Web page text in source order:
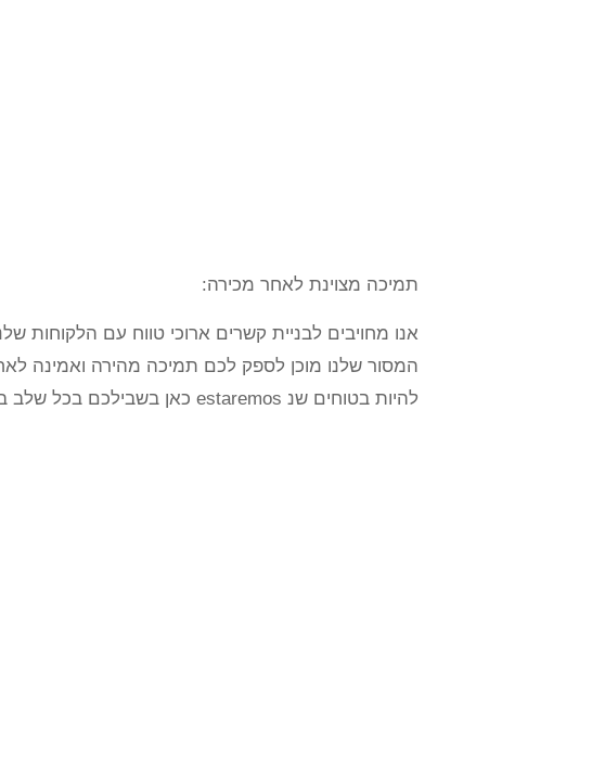
תמיכה מצוינת לאחר מכירה:
אנו מחויבים לבניית קשרים ארוכי טווח עם הלקוחות
המסור שלנו מוכן לספק לכם תמיכה מהירה ואמינה
להיות בטוחים שנ estaremos כאן בשבילכם בכל שלב בדרך.